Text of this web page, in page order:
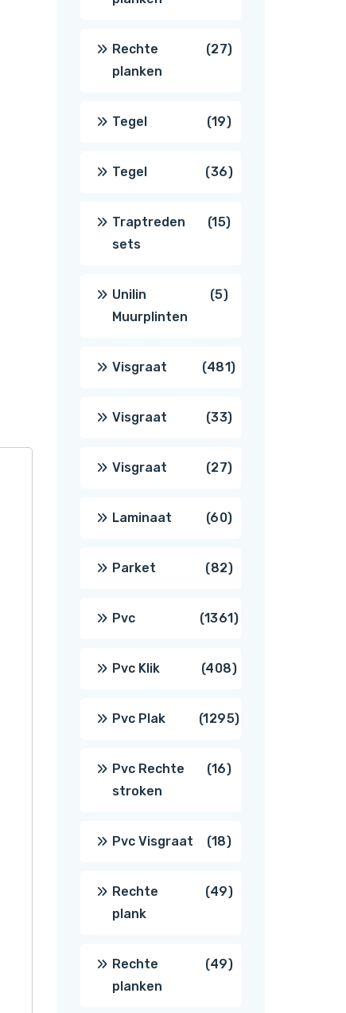
Rechte
planken
2727
Tegel 1919
producten
Tegel 3636
producten
Traptreden
sets
1515
Unilin
Muurplinten
55
Visgraat 481481
Visgraat 3333
producten
Visgraat 2727
producten
Laminaat 6060
producten
Parket 8282
producten
Pvc 13611361
producten
Pvc Klik 408408
producten
Pvc Plak 12951295
Pvc Rechte
stroken
1616
Pvc Visgraat 1818
producten
Rechte
plank
4949
Rechte
planken
4949